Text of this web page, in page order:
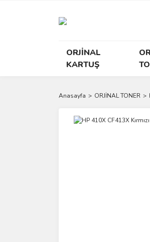
ORJİNAL
KARTUŞ
Anasayfa ORJİNAL TONER